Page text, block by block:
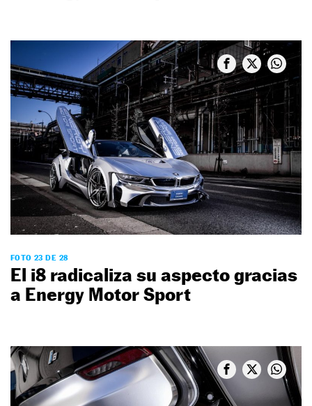
FOTO 23 DE 28
El i8 radicaliza su aspecto gracias
a Energy Motor Sport